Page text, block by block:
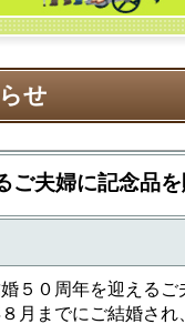
せ
夫婦に記念品
５０周年を迎える
月までにご結婚さ